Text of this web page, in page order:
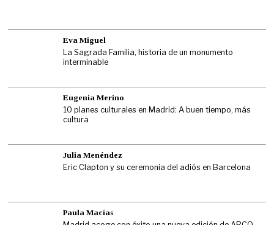
Eva Miguel
La Sagrada Familia, historia de un monumento
interminable
Eugenia Merino
10 planes culturales en Madrid: A buen tiempo, más
cultura
Julia Menéndez
Eric Clapton y su ceremonia del adiós en Barcelona
Paula Macías